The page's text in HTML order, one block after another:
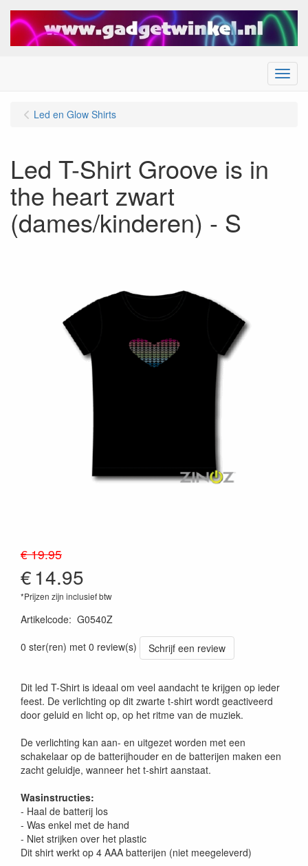
Menu
Led en Glow Shirts
Led T-Shirt Groove is in
the heart zwart
(dames/kinderen) - S
€ 19.95
€14.95
*Prijzen zijn inclusief btw
Artikelcode: G0540Z
0 ster(ren) met 0 review(s)
Schrijf een review
Dit led T-Shirt is ideaal om veel aandacht te krijgen op ieder
feest. De verlichting op dit zwarte t-shirt wordt geactiveerd
door geluid en licht op, op het ritme van de muziek.
De verlichting kan aan- en uitgezet worden met een
schakelaar op de batterijhouder en de batterijen maken een
zacht geluidje, wanneer het t-shirt aanstaat.
Wasinstructies:
- Haal de batterij los
- Was enkel met de hand
- Niet strijken over het plastic
Dit shirt werkt op 4 AAA batterijen (niet meegeleverd)